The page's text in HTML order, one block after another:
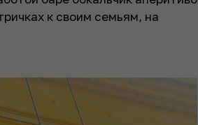
к своим семьям, на